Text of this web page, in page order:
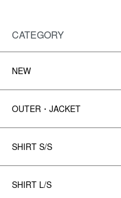
CATEGORY
NEW
OUTER・JACKET
SHIRT S/S
SHIRT L/S